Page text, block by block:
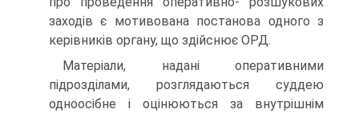
заходів є мотивована постанова одного з
керівників органу, що здійснює ОРД.
Матеріали, надані оперативними
підрозділами, розглядаються суддею
одноосібне і оцінюються за внутрішнім